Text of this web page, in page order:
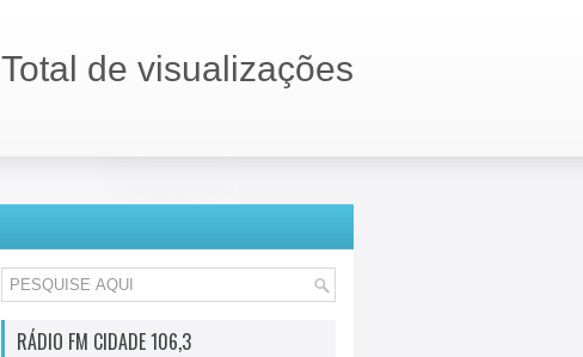
Total de visualizações
RÁDIO FM CIDADE 106,3